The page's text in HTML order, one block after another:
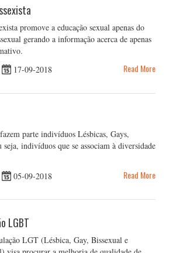
promove a educação sexual apenas do
gerando a informação acerca de apenas
17-09-2018 Read More
parte indivíduos Lésbicas, Gays,
seja, indivíduos que se associam à diversidade
05-09-2018 Read More
LGBT
LGT (Lésbica, Gay, Bissexual e